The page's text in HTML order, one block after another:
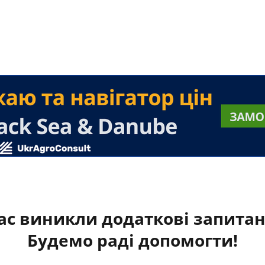
виникли додаткові
Будемо раді допомогти!